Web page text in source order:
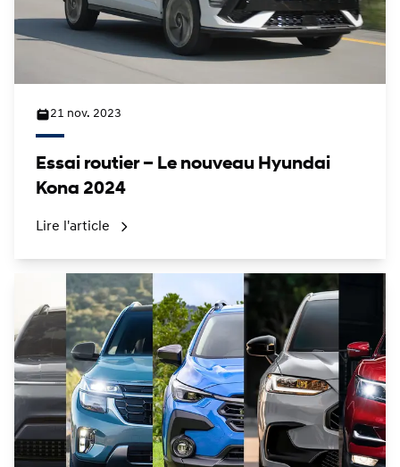
21 nov. 2023
Essai routier – Le nouveau Hyundai
Kona 2024
Lire l'article